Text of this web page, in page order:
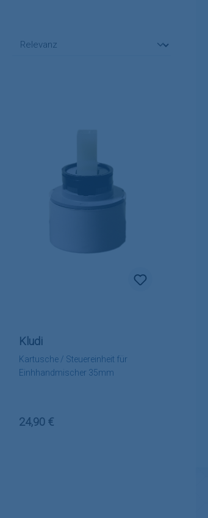
Kartusche / Steuereinheit für
Einhhandmischer 35mm
Kludi
Regulärer Preis:
24,90 €